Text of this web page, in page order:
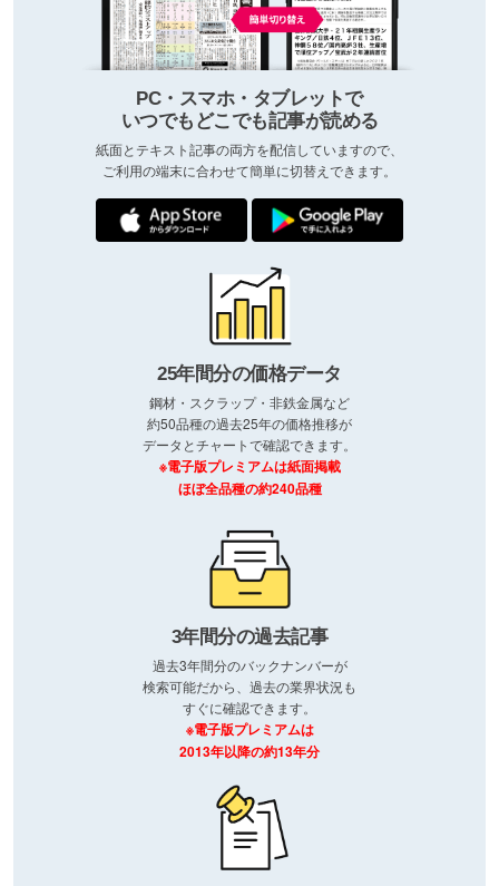
PC・スマホ・タブレットで
いつでもどこでも記事が読める
紙面とテキスト記事の両方を配信していますので、
ご利用の端末に合わせて簡単に切替えできます。
25年間分の価格データ
鋼材・スクラップ・非鉄金属など
約50品種の過去25年の価格推移が
データとチャートで確認できます。
※電子版プレミアムは紙面掲載
ほぼ全品種の約240品種
3年間分の過去記事
過去3年間分のバックナンバーが
検索可能だから、過去の業界状況も
すぐに確認できます。
※電子版プレミアムは
2013年以降の約13年分